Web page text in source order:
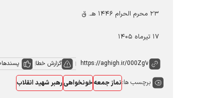
۲۳ محرم الحرام ۱۴۴۶ هـ. ق
۱۷ تیرماه ۱۴۰۵
گزارش خطا پسندها
برچسب ها:نماز جمعهخونخواهیرهبر شهید انقلاب